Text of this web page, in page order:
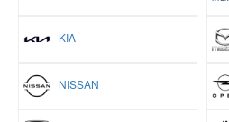
KIA
NISSAN
Toyota Ersatzteile
Vauxhall Ersatzteile